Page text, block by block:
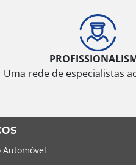
Uma rede de especialistas
Automóvel